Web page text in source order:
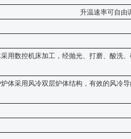
升温速率可自由
用数控机床加工，经抛光、打磨、酸洗
炉体采用风冷双层炉体结构，有效的风冷